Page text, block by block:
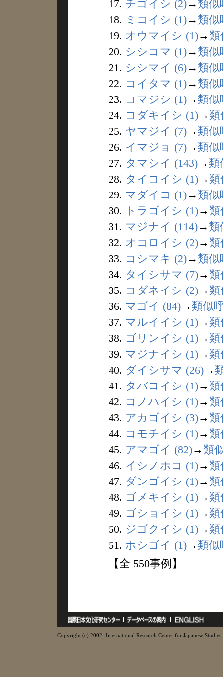
17. チゴイシ (2)→ 類似
18. ミコイシ (1)→ 類似
19. オウマイシ (1)→ 類
20. シシコマ (1)→ 類似
21. シシマイ (6)→ 類似
22. コイタマ (1)→ 類似
23. コマジシ (1)→ 類似
24. コダキイシ (1)→ 類
25. ヤマジイ (7)→ 類似
26. イマジョ (7)→ 類似
27. タマシイ (143)→ 類
28. タイコイシ (1)→ 類
29. マダイコ (1)→ 類似
30.
トラゴイシ (1)→ 類
31. マジナイ (114)→ 類
32. オコロイシ (2)→ 類
33. コシマキ (2)→ 類似
34. タイシサマ (7)→ 類
35. コダネイシ (2)→ 類
36. マゴイ (84)→ 類似
37. マルイイシ (1)→ 類
38. ゴリンイシ (1)→ 類
39. マジナイシ (1)→ 類
40. ダイシサマ (26)→
41. タバコイシ (1)→ 類
42. コノハイシ (1)→ 類
43. アカゴイシ (3)→ 類
44. コモチイシ (1)→ 類
45. アマゴイ (82)→ 類
46. イシノホコ (1)→ 類
47. ダンゴイシ (1)→ 類
48. ゴメキイシ (1)→ 類
49. ゴショイシ (1)→ 類
50. ジゴクイシ (1)→ 類
51. ホシゴイ (1)→ 類似
【全 550事例】
Copyright (c) 2002- International Research Center for Japanese